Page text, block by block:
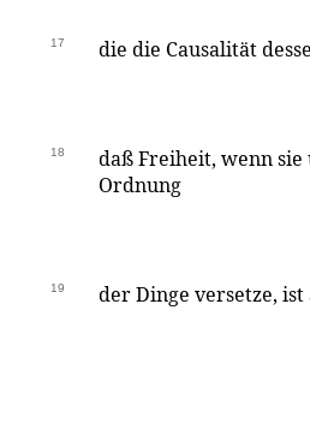
17 die die Causalität
18
daß Freiheit, wenn
Ordnung
19 der Dinge versetze,